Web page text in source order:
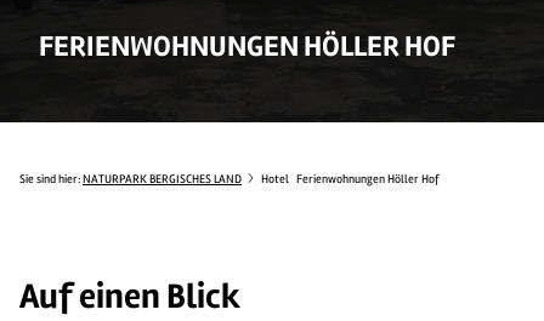
FERIENWOHNUNGEN HÖLLER HOF
Sie sind hier:NATURPARK BERGISCHES LAND Hotel Ferienwohnungen Höller Hof
Auf einen Blick